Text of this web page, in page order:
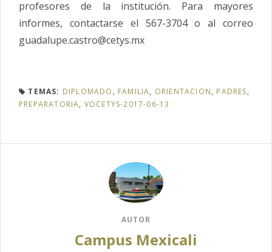
profesores de la institución. Para mayores
informes, contactarse el 567-3704 o al correo
guadalupe.castro@cetys.mx
TEMAS: DIPLOMADO , FAMILIA, ORIENTACION, PADRES,
PREPARATORIA, VOCETYS-2017-06-13
AUTOR
Campus Mexicali